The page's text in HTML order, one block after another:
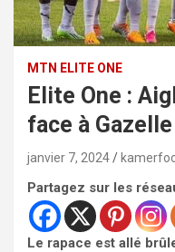
MTN ELITE ONE
Elite One :
face à Gazelle
janvier 7, 2024
Partagez sur les
Le rapace est allé